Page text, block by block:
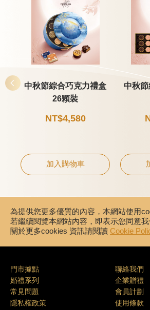
中秋節綜合巧克力禮盒
26顆裝
NT$4,580
加入購物車
中秋
為提供您更多優質的內容，本網站使用
若繼續閱覽本網站內容，即表示您同意我
關於更多cookies 資訊請閱讀 Cookie
門市據點
聯絡我們
婚禮系列
企業贈禮
常見問題
會員計劃
隱私權政策
使用條款